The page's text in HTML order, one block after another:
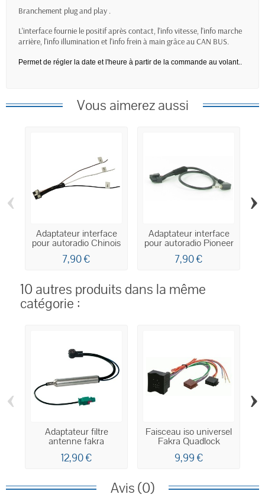
Branchement plug and play .
L'interface fournie le positif après contact, l'info vitesse, l'info marche
arrière, l'info illumination et l'info frein à main grâce au CAN BUS.
Permet de régler la date et l'heure à partir de la commande au volant..
Vous aimerez aussi
Adaptateur interface
pour autoradio Chinois
7,90 €
Adaptateur interface
pour autoradio Pioneer
7,90 €
‹ ›
10 autres produits dans la même
catégorie :
Adaptateur filtre
antenne fakra
12,90 €
Faisceau iso universel
Fakra Quadlock
9,99 €
‹ ›
Avis (0)